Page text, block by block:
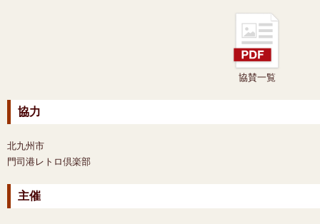
協賛一覧
協力
北九州市
門司港レトロ倶楽部
主催